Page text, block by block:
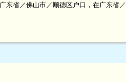
东省／佛山市／顺德区户口，在广东省